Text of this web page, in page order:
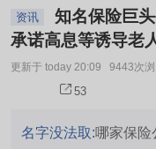
资讯
知名保险巨头被员工实名举报：虚构国补、
承诺高息等诱导老
锅”
更新于 today 20:09 9443次
53
名字没法取:哪家保险